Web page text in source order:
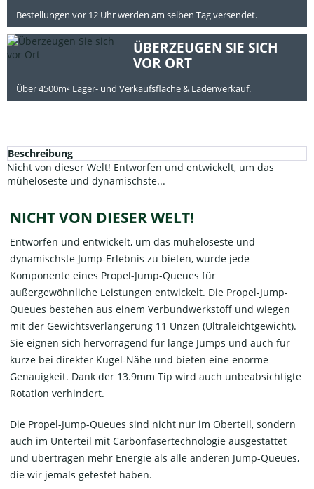
Bestellungen vor 12 Uhr werden am selben Tag versendet.
ÜBERZEUGEN SIE SICH
VOR ORT
Über 4500m² Lager- und Verkaufsfläche & Ladenverkauf.
Beschreibung
Nicht von dieser Welt! Entworfen und entwickelt, um das
müheloseste und dynamischste...
NICHT VON DIESER WELT!
Entworfen und entwickelt, um das müheloseste und
dynamischste Jump-Erlebnis zu bieten, wurde jede
Komponente eines Propel-Jump-Queues für
außergewöhnliche Leistungen entwickelt. Die Propel-Jump-
Queues bestehen aus einem Verbundwerkstoff und wiegen
mit der Gewichtsverlängerung 11 Unzen (Ultraleichtgewicht).
Sie eignen sich hervorragend für lange Jumps und auch für
kurze bei direkter Kugel-Nähe und bieten eine enorme
Genauigkeit. Dank der 13.9mm Tip wird auch unbeabsichtigte
Rotation verhindert.
Die Propel-Jump-Queues sind nicht nur im Oberteil, sondern
auch im Unterteil mit Carbonfasertechnologie ausgestattet
und übertragen mehr Energie als alle anderen Jump-Queues,
die wir jemals getestet haben.